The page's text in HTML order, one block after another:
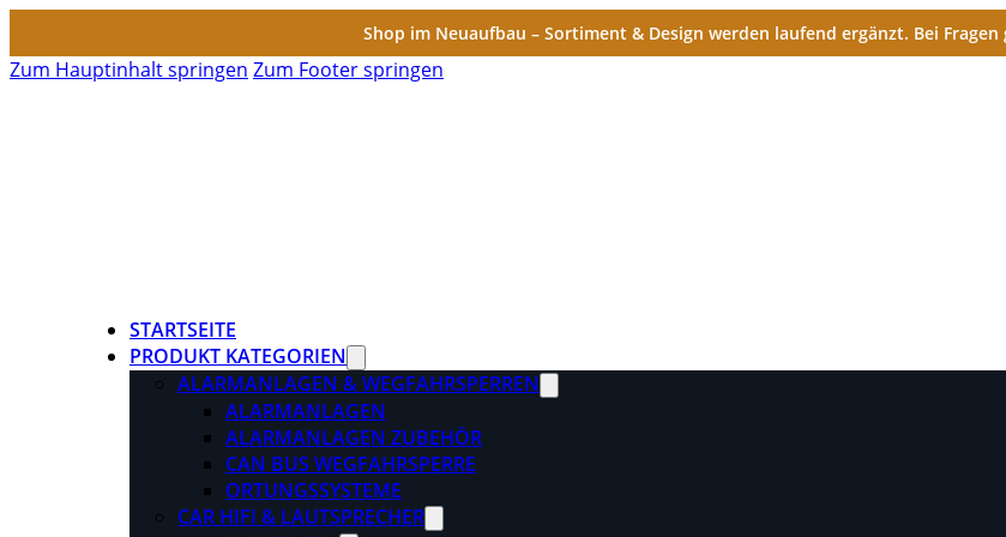
Shop im Neuaufbau – Sortiment & Design werden laufend ergänzt. Bei
Zum Hauptinhalt springen Zum Footer springen
STARTSEITE
PRODUKT KATEGORIEN
ALARMANLAGEN & WEGFAHRSPERREN
ALARMANLAGEN
ALARMANLAGEN ZUBEHÖR
CAN BUS WEGFAHRSPERRE
ORTUNGSSYSTEME
CAR HIFI & LAUTSPRECHER